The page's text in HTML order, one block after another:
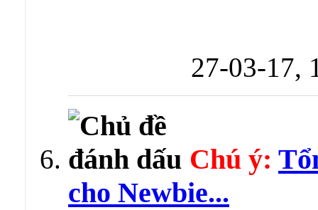
27-03-17,
Chú ý:
cho Newbie...